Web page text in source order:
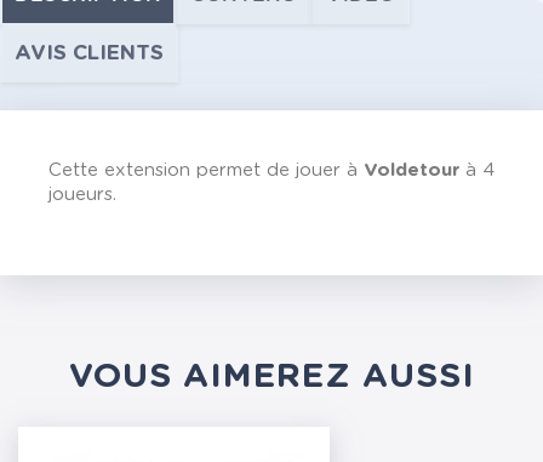
AVIS CLIENTS
Cette extension permet de jouer à Voldetour à 4
joueurs.
VOUS AIMEREZ AUSSI